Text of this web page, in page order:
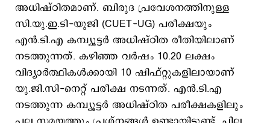
അധിഷ്ഠിതമാണ്. ബിരുദ പ്രവേശനത്തിനുള്ള
സി.യു.ഇ.ടി-യുജി (CUET-UG) പരീക്ഷയും
എൻ.ടി.എ കമ്പ്യൂട്ടർ അധിഷ്ഠിത രീതിയിലാണ്
നടത്തുന്നത്. കഴിഞ്ഞ വർഷം 10.20 ലക്ഷം
വിദ്യാർത്ഥികൾക്കായി 10 ഷിഫ്റ്റുകളിലായാണ്
യു.ജി.സി-നെറ്റ് പരീക്ഷ നടന്നത്. എൻ.ടി.എ
നടത്തുന്ന കമ്പ്യൂട്ടർ അധിഷ്ഠിത പരീക്ഷകളിലും